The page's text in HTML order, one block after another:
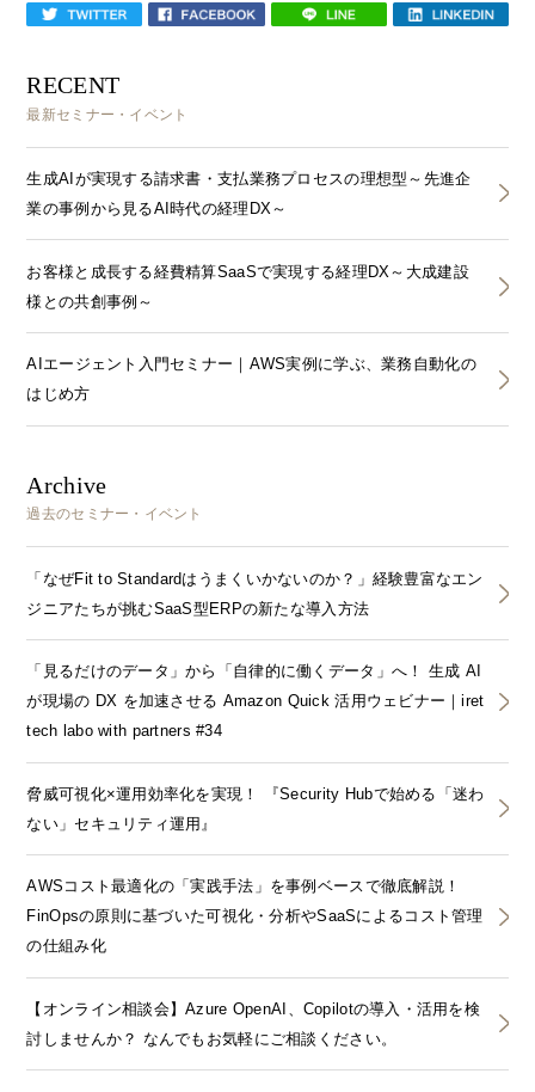
RECENT
最新セミナー・イベント
生成AIが実現する請求書・支払業務プロセスの理想型～先進企
業の事例から見るAI時代の経理DX～
お客様と成長する経費精算SaaSで実現する経理DX～大成建設
様との共創事例～
AIエージェント入門セミナー｜AWS実例に学ぶ、業務自動化の
はじめ方
Archive
過去のセミナー・イベント
「なぜFit to Standardはうまくいかないのか？」経験豊富なエン
ジニアたちが挑むSaaS型ERPの新たな導入方法
「見るだけのデータ」から「自律的に働くデータ」へ！ 生成 AI
が現場の DX を加速させる Amazon Quick 活用ウェビナー｜iret
tech labo with partners #34
脅威可視化×運用効率化を実現！ 『Security Hubで始める「迷わ
ない」セキュリティ運用』
AWSコスト最適化の「実践手法」を事例ベースで徹底解説！
FinOpsの原則に基づいた可視化・分析やSaaSによるコスト管理
の仕組み化
【オンライン相談会】Azure OpenAI、Copilotの導入・活用を検
討しませんか？ なんでもお気軽にご相談ください。